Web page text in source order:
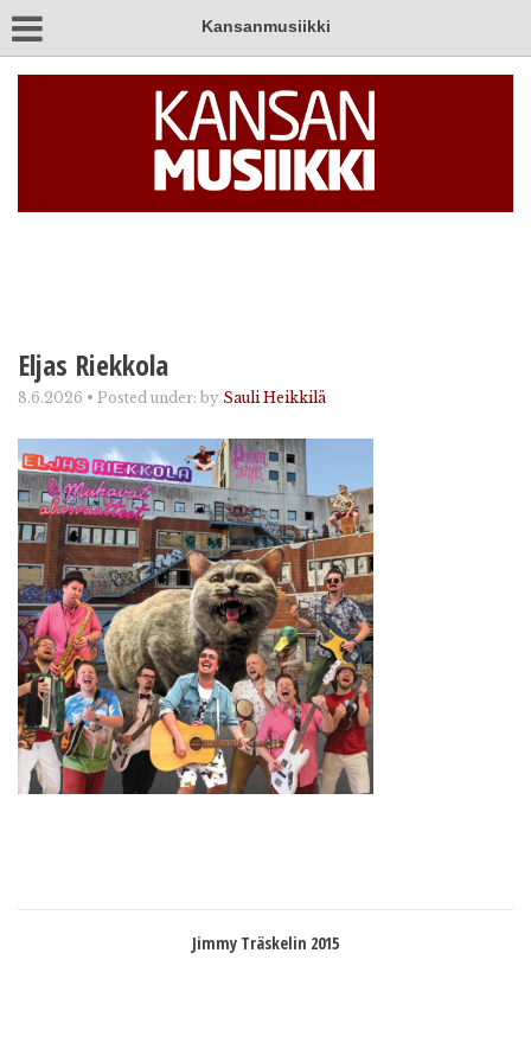
Kansanmusiikki
Eljas Riekkola
8.6.2026 • Posted under: by Sauli Heikkilä
Jimmy Träskelin 2015